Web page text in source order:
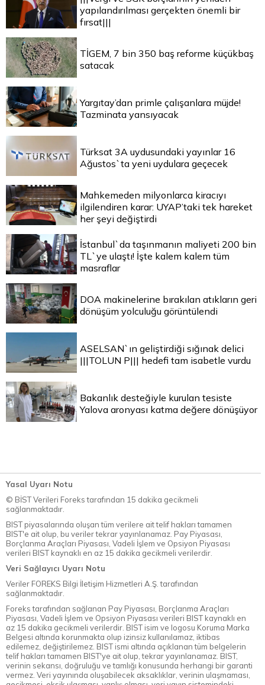
yapılandırılması gerçekten önemli bir
fırsat|||
TİGEM, 7 bin 350 baş reforme küçükbaş
satacak
Yargıtay’dan primle çalışanlara müjde!
Tazminata yansıyacak
Türksat 3A uydusundaki yayınlar 16
Ağustos`ta yeni uydulara geçecek
Mahkemeden milyonlarca kiracıyı
ilgilendiren karar: UYAP’taki tek hareket
her şeyi değiştirdi
İstanbul`da taşınmanın maliyeti 200 bin
TL`ye ulaştı! İşte kalem kalem tüm
masraflar
DOA makinelerine bırakılan atıkların geri
dönüşüm yolculuğu görüntülendi
ASELSAN`ın geliştirdiği sığınak delici
|||TOLUN P||| hedefi tam isabetle vurdu
Bakanlık desteğiyle kurulan tesiste
Yalova aronyası katma değere dönüşüyor
Yasal Uyarı Notu
© BİST Verileri Foreks tarafından 15 dakika gecikmeli
sağlanmaktadır.
BIST piyasalarında oluşan tüm verilere ait telif hakları tamamen
BIST'e ait olup, bu veriler tekrar yayınlanamaz. Pay Piyasası,
Borçlanma Araçları Piyasası, Vadeli İşlem ve Opsiyon Piyasası
verileri BIST kaynaklı en az 15 dakika gecikmeli verilerdir.
Veri Sağlayıcı Uyarı Notu
Veriler FOREKS Bilgi İletişim Hizmetleri A.Ş. tarafından
sağlanmaktadır.
Foreks tarafından sağlanan Pay Piyasası, Borçlanma Araçları
Piyasası, Vadeli İşlem ve Opsiyon Piyasası verileri BIST kaynaklı en
az 15 dakika gecikmeli verilerdir. BIST isim ve logosu Koruma Marka
Belgesi altında korunmakta olup izinsiz kullanılamaz, iktibas
edilemez, değiştirilemez. BIST ismi altında açıklanan tüm belgelerin
telif hakları tamamen BIST'ye ait olup, tekrar yayınlanamaz. BIST,
verinin sekansı, doğruluğu ve tamlığı konusunda herhangi bir garanti
vermez. Veri yayınında oluşabilecek aksaklıklar, verinin ulaşmaması,